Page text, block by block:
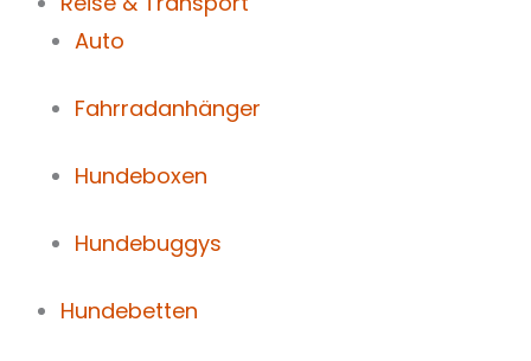
Auto
Fahrradanhänger
Hundeboxen
Hundebuggys
Hundebetten